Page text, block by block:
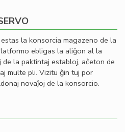
estas la konsorcia magazeno de la
ebligas la aliĝon al la
la paktintaj establoj, aĉeton de
multe pli. Vizitu ĝin tuj por
novaĵoj de la konsorcio.